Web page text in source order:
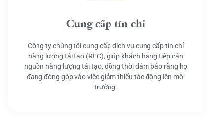
Cung cấp tín chỉ
Công ty chúng tôi cung cấp dịch vụ cung cấp tín chỉ
năng lượng tái tạo (REC), giúp khách hàng tiếp cận
nguồn năng lượng tái tạo, đồng thời đảm bảo rằng họ
đang đóng góp vào việc giảm thiểu tác động lên môi
trường.